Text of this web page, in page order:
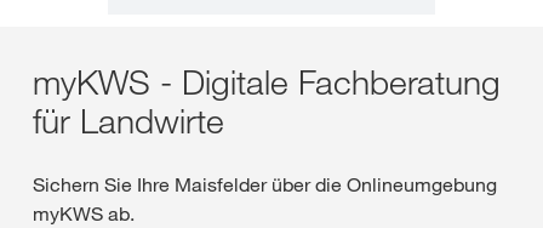
myKWS - Digitale Fachberatung
für Landwirte
Sichern Sie Ihre Maisfelder über die Onlineumgebung
myKWS ab.